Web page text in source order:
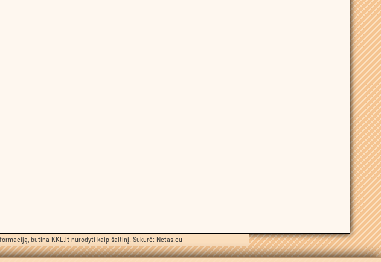
būtina KKL.lt nurodyti kaip šaltinį. Sukūrė: Netas.eu